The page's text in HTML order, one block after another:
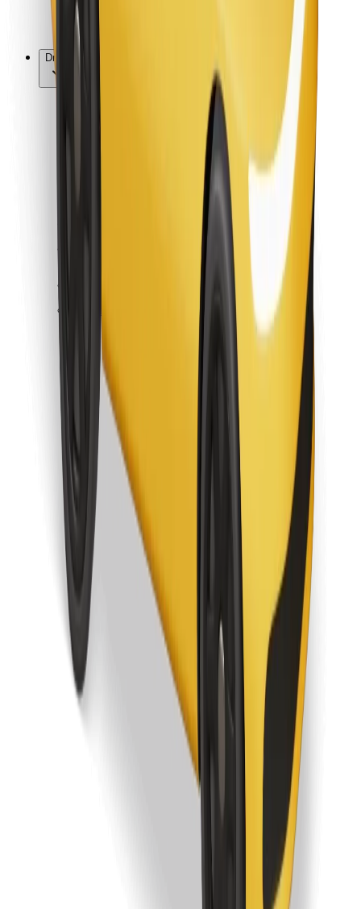
Za restavracije
Bolt za podjetja
Drugo
Dobavitelji
Prenesi aplikacijo Bolt
Najdi svojo najljubšo hrano!
Prenesi aplikacijo Bolt Food